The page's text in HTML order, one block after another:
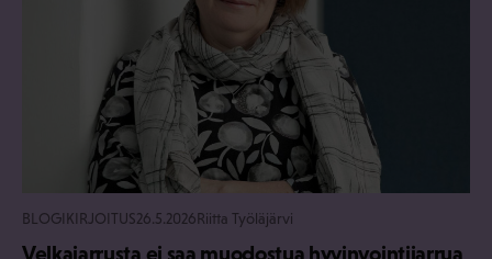
BLOGIKIRJOITUS26.5.2026Riitta Työläjärvi
Velkajarrusta ei saa muodostua hyvinvointijarrua